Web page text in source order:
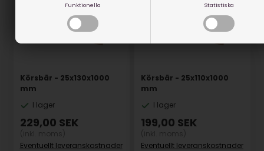
Funktionella Statistiska
Körsbär - 25x130x1000
mm
I lager
229,00 SEK
Eventuellt leveranskostnader
Körsbär - 25x110x1000
mm
I lager
199,00 SEK
Eventuellt leveranskostnader